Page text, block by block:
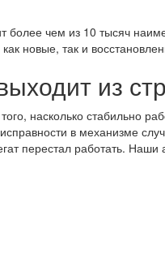
более чем из 10 тысяч
новые, так и
из
насколько стабильно
в механизме
перестал работать. Наши